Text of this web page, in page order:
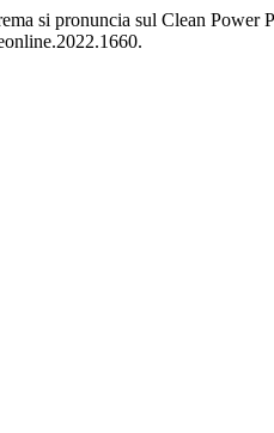
si pronuncia sul Clean